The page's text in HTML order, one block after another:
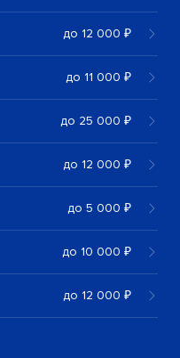
до 12 000 ₽
до 11 000 ₽
до 25 000 ₽
до 12 000 ₽
до 5 000 ₽
до 10 000 ₽
до 12 000 ₽